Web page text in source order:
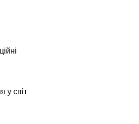
у світ